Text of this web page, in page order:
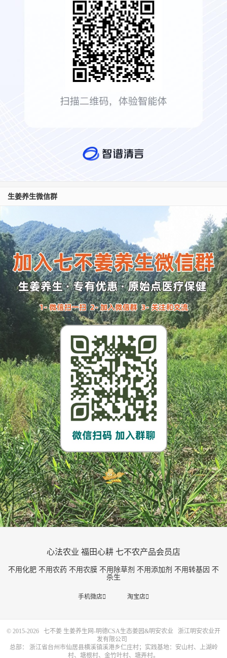
生姜养生微信群
心法农业 福田心耕 七不农产品会员店
不用化肥 不用农药 不用农膜 不用除草剂 不用添加剂 不用转基因 不
杀生
手机微店 淘宝店
© 2015-2026 七不姜 生姜养生网-明德CSA生态姜园&明安农业 浙江明安农业开
发有限公司
总部： 浙江省台州市仙居县横溪镇溪港乡仁庄村；实践基地：安山村、上湖岭
村、塘根村、金竹叶村、塘弄村。